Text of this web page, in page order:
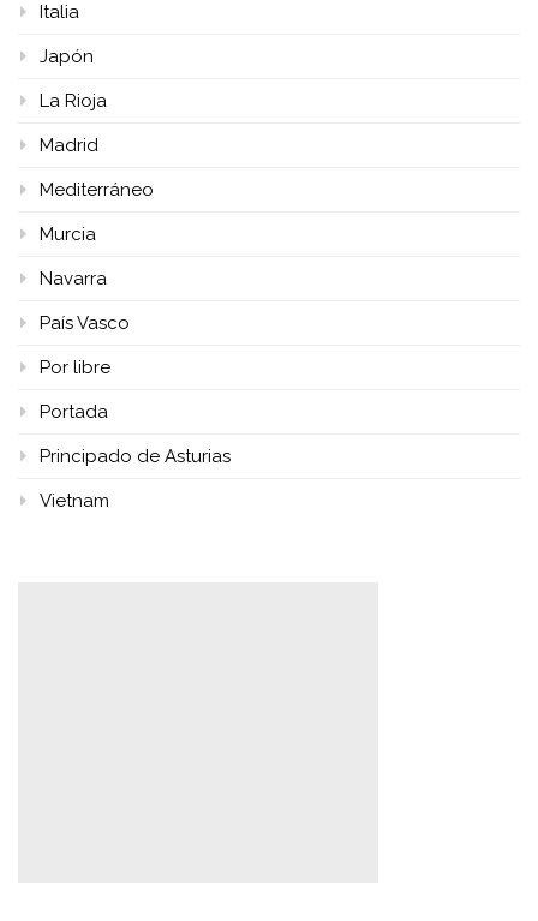
Italia
Japón
La Rioja
Madrid
Mediterráneo
Murcia
Navarra
País Vasco
Por libre
Portada
Principado de Asturias
Vietnam